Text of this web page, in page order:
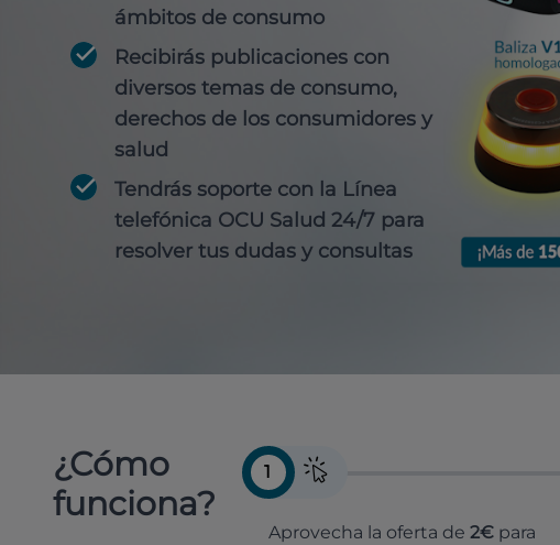
ámbitos de consumo
Recibirás publicaciones con
diversos temas de consumo,
derechos de los consumidores y
salud
Tendrás soporte con la Línea
telefónica OCU Salud 24/7 para
resolver tus dudas y consultas
¿Cómo
funciona?
1
Aprovecha la oferta de 2€ para